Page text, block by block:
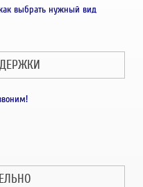
выбрать нужный вид